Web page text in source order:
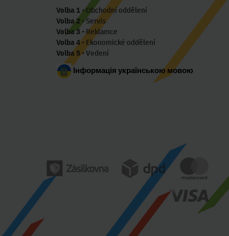
Volba 1- Obchodní oddělení
Volba 2 - Servis
Volba 3 - Reklamce
Volba 4- Ekonomické oddělení
Volba 5- Vedení
Інформація українською мовою